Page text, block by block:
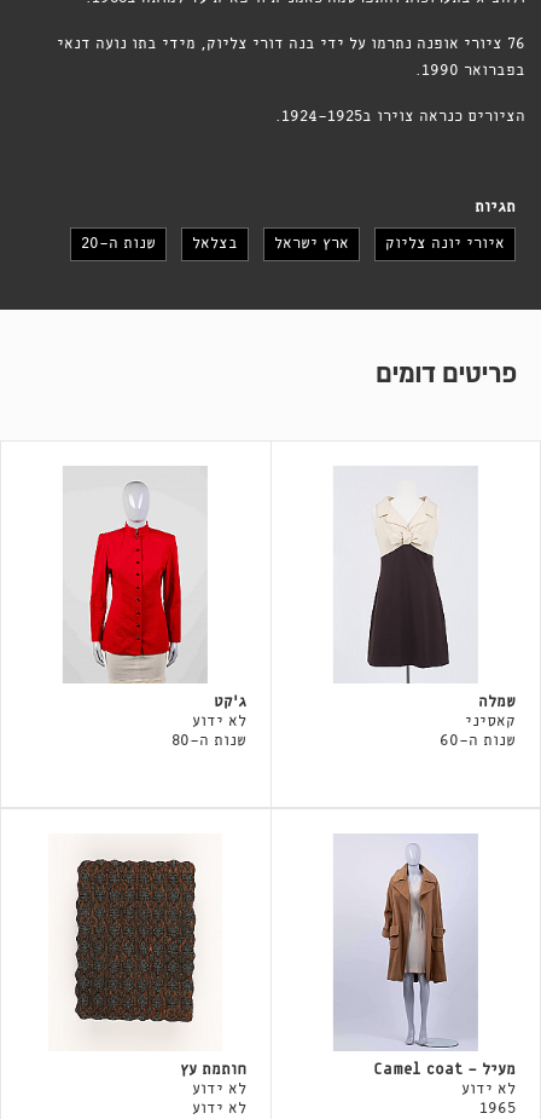
76 ציורי אופנה נתרמו על ידי בנה דורי צליוק, מידי בתו נועה דנאי
בפברואר 1990.
הציורים כנראה צוירו ב1924-1925.
תגיות
איורי יונה צליוק ארץ ישראל בצלאל שנות ה-20
פריטים דומים
שמלה
קאסיני
שנות ה-60
ג'קט
לא ידוע
שנות ה-80
מעיל - Camel coat
לא ידוע
1965
חותמת עץ
לא ידוע
לא ידוע